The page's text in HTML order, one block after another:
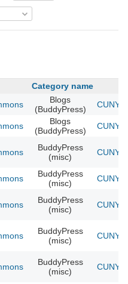
Category name
Blogs
(BuddyPress)
CUNY
Blogs
(BuddyPress)
CUNY
BuddyPress
(misc)
CUNY
BuddyPress
(misc)
CUNY
BuddyPress
(misc)
CUNY
BuddyPress
(misc)
CUNY
BuddyPress
(misc)
CUNY